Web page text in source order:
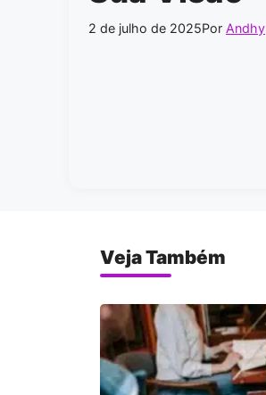
2 de julho de 2025Por Andhy
Veja Também